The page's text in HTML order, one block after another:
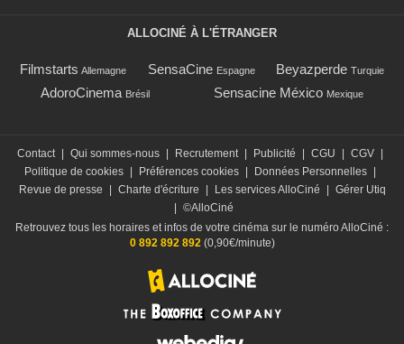
ALLOCINÉ À L'ÉTRANGER
Filmstarts Allemagne SensaCine Espagne Beyazperde Turquie
AdoroCinema Brésil Sensacine México Mexique
Contact Qui sommes-nous Recrutement Publicité CGU CGV
Politique de cookies
Préférences cookies Données Personnelles
Revue de presse
Charte d'écriture Les services AlloCiné
Gérer Utiq
©AlloCiné
Retrouvez tous les horaires et infos de votre cinéma sur le numéro AlloCiné :
0 892 892 892(0,90€/minute)